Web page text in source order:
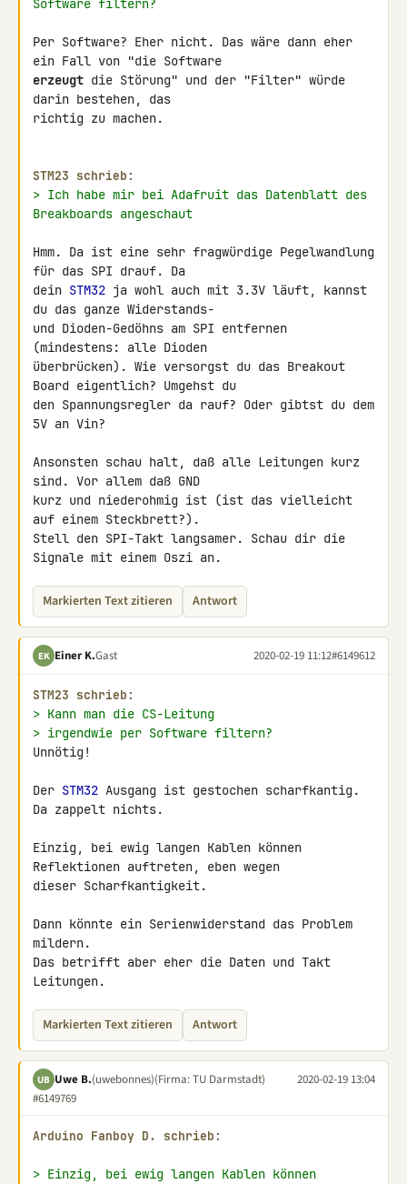
Software filtern?
Per Software? Eher nicht. Das wäre dann eher
erzeugt die Störung" und der "Filter" würde
darin bestehen, das
richtig zu machen.
STM23 schrieb:
> Ich habe mir bei Adafruit das Datenblatt des
Breakboards angeschaut
Hmm. Da ist eine sehr fragwürdige Pegelwandlung
für das SPI drauf. Da
dein STM32 ja wohl auch mit 3.3V läuft, kannst
du das ganze Widerstands-
und Dioden-Gedöhns am SPI entfernen
(mindestens: alle Dioden
überbrücken). Wie versorgst du das Breakout
Board eigentlich? Umgehst du
den Spannungsregler da rauf? Oder gibtst du dem
5V an Vin?
Ansonsten schau halt, daß alle Leitungen kurz
sind. Vor allem daß GND
kurz und niederohmig ist (ist das vielleicht
auf einem Steckbrett?).
Stell den SPI-Takt langsamer. Schau dir die
Signale mit einem Oszi an.
Markierten Text zitieren Antwort
EK Einer K.Gast 2020-02-19 11:12#6149612
STM23 schrieb:
> Kann man die CS-Leitung
> irgendwie per Software filtern?
Unnötig!
Der STM32 Ausgang ist gestochen scharfkantig.
Da zappelt nichts.
Einzig, bei ewig langen Kablen können
Reflektionen auftreten, eben wegen
dieser Scharfkantigkeit.
Dann könnte ein Serienwiderstand das Problem
mildern.
Das betrifft aber eher die Daten und Takt
Leitungen.
Markierten Text zitieren Antwort
UB Uwe B.(uwebonnes)(Firma: TU Darmstadt)
2020-02-19 13:04
#6149769
Arduino Fanboy D. schrieb:
> Einzig, bei ewig langen Kablen können